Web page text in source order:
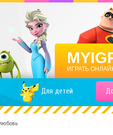
ИГРАТЬ
Для детей